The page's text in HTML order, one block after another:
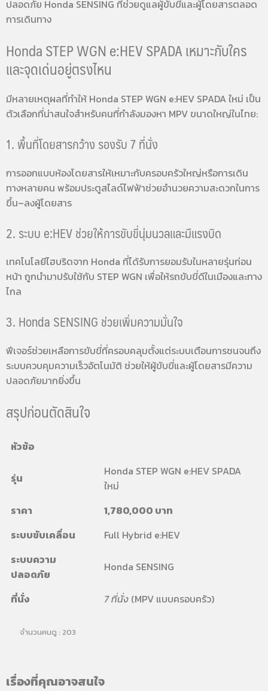
ปลอดภัย Honda SENSING ที่ช่วยดูแลผู้ขับขี่และผู้โดยสารตลอด
การเดินทาง
Honda STEP WGN e:HEV SPADA เหมาะกับใคร
และจุดเด่นอยู่ตรงไหน
มีหลายเหตุผลที่ทำให้ Honda STEP WGN e:HEV SPADA ใหม่ เป็น
ตัวเลือกที่น่าสนใจสำหรับคนที่กำลังมองหา MPV ขนาดใหญ่ในไทย:
1. พื้นที่โดยสารกว้าง รองรับ 7 ที่นั่ง
การออกแบบห้องโดยสารให้เหมาะกับครอบครัวใหญ่หรือการเดิน
ทางหลายคน พร้อมประตูสไลด์ไฟฟ้าช่วยอำนวยความสะดวกในการ
ขึ้น–ลงผู้โดยสาร
2. ระบบ e:HEV ช่วยให้การขับขี่นุ่มนวลและมีแรงบิด
เทคโนโลยีไฮบริดจาก Honda ที่ได้รับการยอมรับในหลายรุ่นก่อน
หน้า ถูกนำมาปรับใช้กับ STEP WGN เพื่อให้รถขับขี่ดีในเมืองและทาง
ไกล
3. Honda SENSING ช่วยเพิ่มความมั่นใจ
ฟีเจอร์ช่วยเหลือการขับขี่ที่ครอบคลุมตั้งแต่ระบบเตือนการชนจนถึง
ระบบควบคุมความเร็วอัตโนมัติ ช่วยให้ผู้ขับขี่และผู้โดยสารมีความ
ปลอดภัยมากยิ่งขึ้น
สรุปก่อนตัดสินใจ
หัวข้อ
รุ่น
Honda STEP WGN e:HEV SPADA
ใหม่
ราคา
1,780,000 บาท
ระบบขับเคลื่อน
Full Hybrid e:HEV
ระบบความ
ปลอดภัย
Honda SENSING
ที่นั่ง 7 ที่นั่ง (MPV แบบครอบครัว)
จำนวนคนดู : 203
เรื่องที่คุณอาจสนใจ